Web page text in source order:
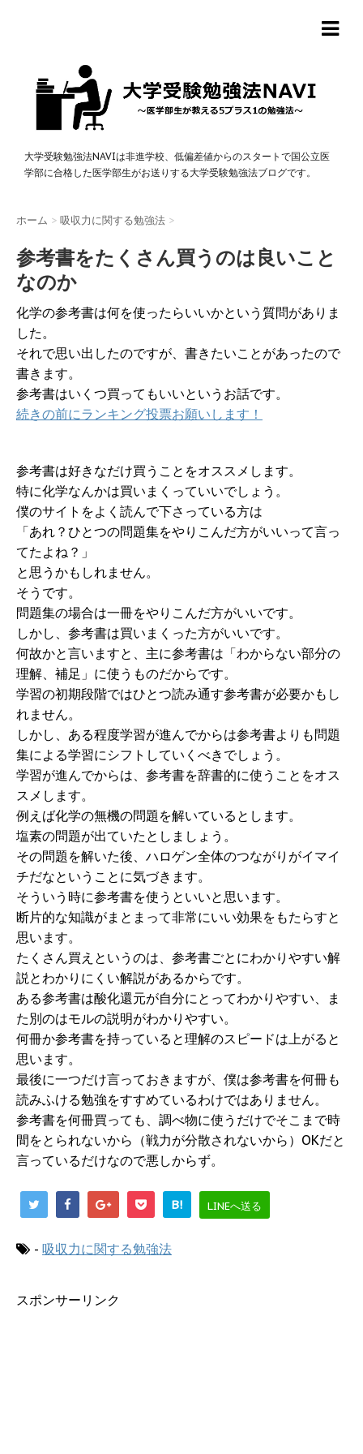
大学受験勉強法NAVIは非進学校、低偏差値からのスタートで国公立医
学部に合格した医学部生がお送りする大学受験勉強法ブログです。
ホーム > 吸収力に関する勉強法 >
参考書をたくさん買うのは良いこと
なのか
化学の参考書は何を使ったらいいかという質問がありま
した。
それで思い出したのですが、書きたいことがあったので
書きます。
参考書はいくつ買ってもいいというお話です。
続きの前にランキング投票お願いします！
参考書は好きなだけ買うことをオススメします。
特に化学なんかは買いまくっていいでしょう。
僕のサイトをよく読んで下さっている方は
「あれ？ひとつの問題集をやりこんだ方がいいって言っ
てたよね？」
と思うかもしれません。
そうです。
問題集の場合は一冊をやりこんだ方がいいです。
しかし、参考書は買いまくった方がいいです。
何故かと言いますと、主に参考書は「わからない部分の
理解、補足」に使うものだからです。
学習の初期段階ではひとつ読み通す参考書が必要かもし
れません。
しかし、ある程度学習が進んでからは参考書よりも問題
集による学習にシフトしていくべきでしょう。
学習が進んでからは、参考書を辞書的に使うことをオス
スメします。
例えば化学の無機の問題を解いているとします。
塩素の問題が出ていたとしましょう。
その問題を解いた後、ハロゲン全体のつながりがイマイ
チだなということに気づきます。
そういう時に参考書を使うといいと思います。
断片的な知識がまとまって非常にいい効果をもたらすと
思います。
たくさん買えというのは、参考書ごとにわかりやすい解
説とわかりにくい解説があるからです。
ある参考書は酸化還元が自分にとってわかりやすい、ま
た別のはモルの説明がわかりやすい。
何冊か参考書を持っていると理解のスピードは上がると
思います。
最後に一つだけ言っておきますが、僕は参考書を何冊も
読みふける勉強をすすめているわけではありません。
参考書を何冊買っても、調べ物に使うだけでそこまで時
間をとられないから（戦力が分散されないから）OKだと
言っているだけなので悪しからず。
B! LINEへ送る
- 吸収力に関する勉強法
スポンサーリンク